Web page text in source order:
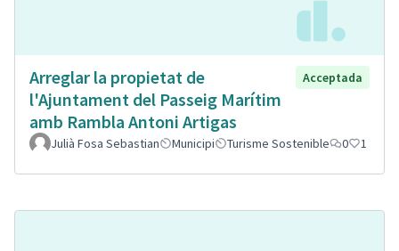
Arreglar la propietat de
l'Ajuntament del Passeig Marítim
amb Rambla Antoni Artigas
Acceptada
Julià Fosa Sebastian Municipi Turisme Sostenible 0 1